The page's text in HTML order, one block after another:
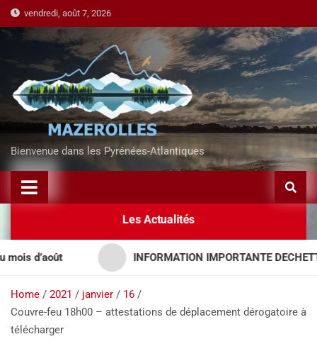
vendredi, août 7, 2026
Bienvenue dans les Pyrénées-Atlantiques
Les Actualités
d’août INFORMATION IMPORTANTE
Home 2021 janvier
16
Couvre-feu 18h00 – attestations de déplacement dérogatoire à
télécharger